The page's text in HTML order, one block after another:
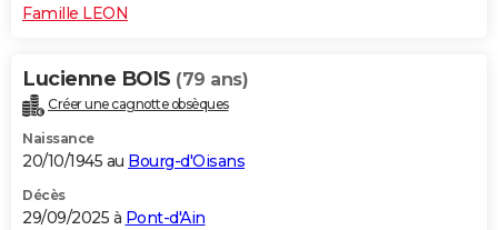
Famille LEON
Lucienne BOIS (79 ans)
Créer une cagnotte obsèques
Naissance
20/10/1945 au Bourg-d'Oisans
Décès
29/09/2025 à Pont-d'Ain